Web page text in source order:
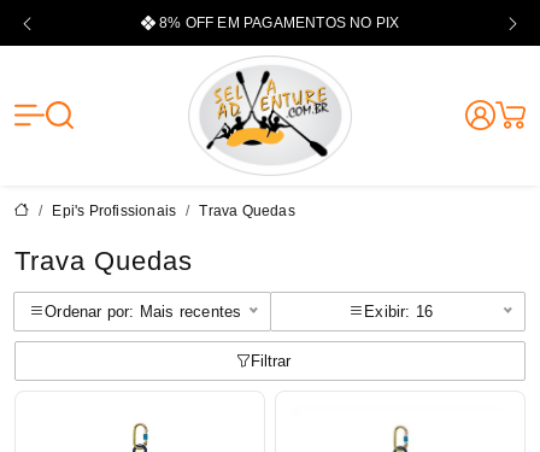
8% OFF EM PAGAMENTOS NO PIX
Epi's Profissionais Trava Quedas
Trava Quedas
Ordenar por: Mais recentes Exibir: 16
Filtrar